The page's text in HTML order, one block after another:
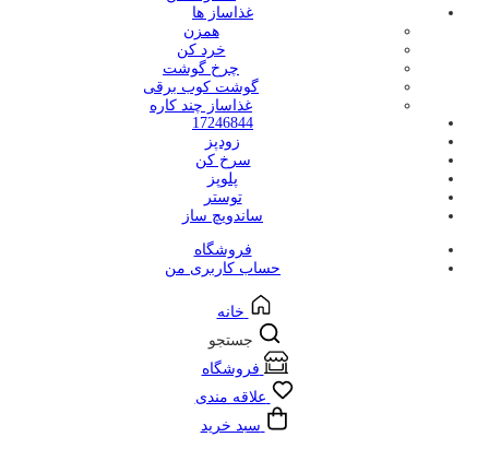
غذاساز ها
همزن
خرد کن
چرخ گوشت
گوشت کوب برقی
غذاساز چند کاره
17246844
زودپز
سرخ کن
پلوپز
توستر
ساندویچ ساز
فروشگاه
حساب کاربری من
خانه
جستجو
فروشگاه
علاقه مندی
سبد خرید